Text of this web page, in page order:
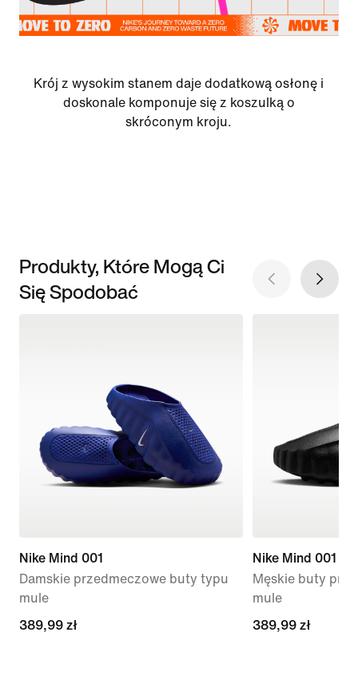
Krój z wysokim stanem daje dodatkową osłonę i
doskonale komponuje się z koszulką o
skróconym kroju.
Produkty, Które Mogą Ci
Się Spodobać
Nike Mind 001
Damskie przedmeczowe buty typu
mule
389,99 zł
389,99 zł
Nike Mind 001
Męskie buty
mule
389,99 zł
389,99 zł